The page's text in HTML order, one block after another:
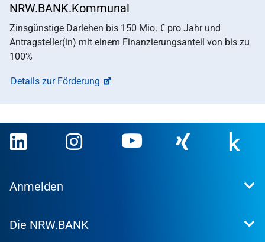
NRW.BANK.Kommunal
Zinsgünstige Darlehen bis 150 Mio. € pro Jahr und
Antragsteller(in) mit einem Finanzierungsanteil von bis zu
100%
Details zur Förderung
Anmelden
Kundenportal
Die NRW.BANK